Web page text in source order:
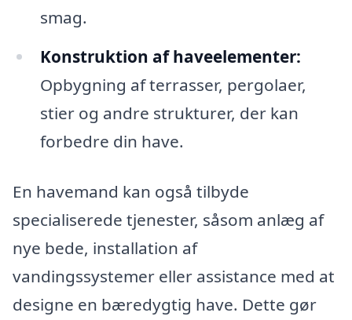
smag.
Konstruktion af haveelementer:
Opbygning af terrasser, pergolaer,
stier og andre strukturer, der kan
forbedre din have.
En havemand kan også tilbyde
specialiserede tjenester, såsom anlæg af
nye bede, installation af
vandingssystemer eller assistance med at
designe en bæredygtig have. Dette gør